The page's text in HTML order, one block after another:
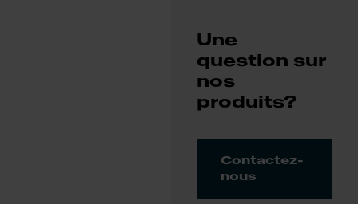
Une
question sur
nos
produits?
Contactez-
nous